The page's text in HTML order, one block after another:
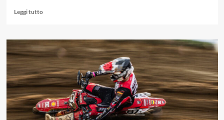
Leggi tuttoLeggi
su
EMX125
a
Foxhills,
Levi
Townley
sul
podio
con